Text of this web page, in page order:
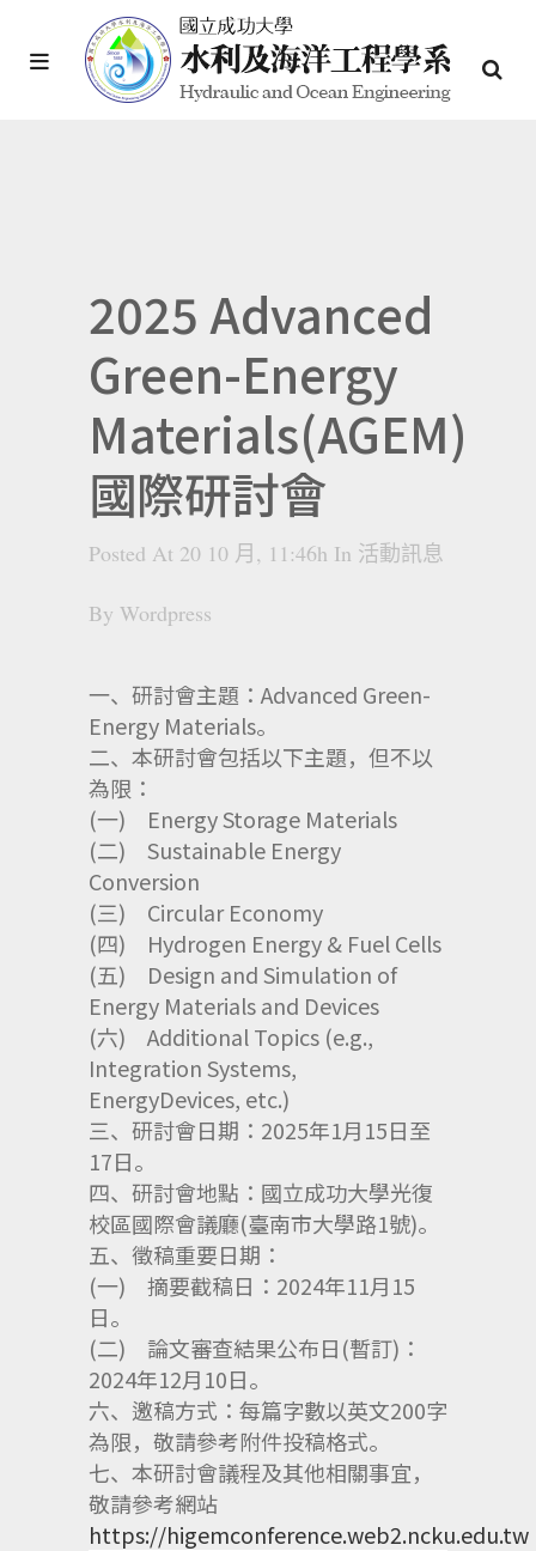
2025 Advanced
Green-Energy
Materials(AGEM)
國際研討會
Posted At 20 10 月, 11:46h In 活動訊息
By Wordpress
一、研討會主題：Advanced Green-
Energy Materials。
二、本研討會包括以下主題，但不以
為限：
(一) Energy Storage Materials
(二) Sustainable Energy
Conversion
(三) Circular Economy
(四) Hydrogen Energy & Fuel Cells
(五) Design and Simulation of
Energy Materials and Devices
(六) Additional Topics (e.g.,
Integration Systems,
EnergyDevices, etc.)
三、研討會日期：2025年1月15日至
17日。
四、研討會地點：國立成功大學光復
校區國際會議廳(臺南市大學路1號)。
五、徵稿重要日期：
(一) 摘要截稿日：2024年11月15
日。
(二) 論文審查結果公布日(暫訂)：
2024年12月10日。
六、邀稿方式：每篇字數以英文200字
為限，敬請參考附件投稿格式。
七、本研討會議程及其他相關事宜，
敬請參考網站
https://higemconference.web2.ncku.edu.tw